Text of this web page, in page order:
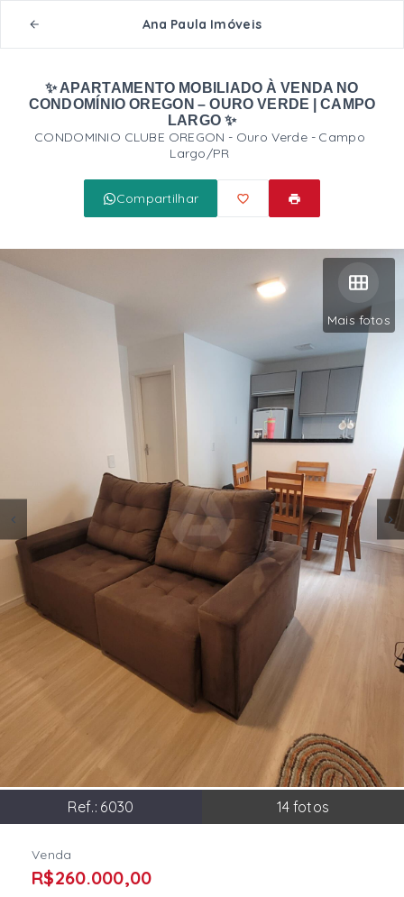
Ana Paula Imóveis
✨ APARTAMENTO MOBILIADO À VENDA NO
CONDOMÍNIO OREGON – OURO VERDE | CAMPO
LARGO ✨
CONDOMINIO CLUBE OREGON - Ouro Verde - Campo
Largo/PR
Compartilhar
Mais fotos
Ref.: 6030 14 fotos
Venda
R$260.000,00